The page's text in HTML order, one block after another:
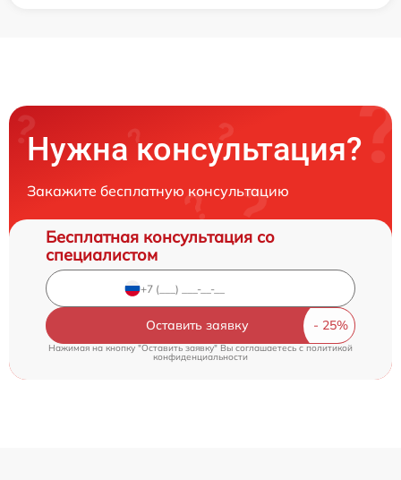
Нужна консультация?
Закажите бесплатную консультацию
Бесплатная консультация со
специалистом
Оставить заявку
Нажимая на кнопку "Оставить заявку" Вы соглашаетесь c политикой
конфиденциальности